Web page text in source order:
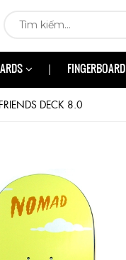
FINGERBOARD
DECK 8.0